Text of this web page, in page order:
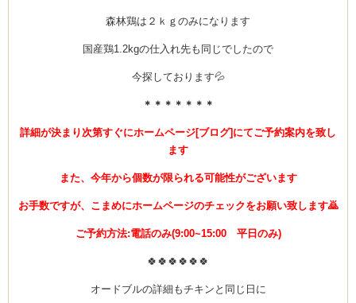
室・テイクアウト Clémentine (produced
森林鶏は２ｋｇのみになります
国産鶏1.2kgの仕入れ先も同じでしたので
今探しております💦
＊＊＊＊＊＊＊
詳細が決まり次第すぐにホームページ[ブログ]にてご予約案内を致し
ます
また、今年から個数が限られる可能性がございます
お手数ですが、こまめにホームページのチェックをお願い致します🙇
ご予約方法:電話のみ(9:00~15:00 平日のみ)
🍀🍀🍀🍀🍀🍀
オードブルの詳細もチキンと同じ日に